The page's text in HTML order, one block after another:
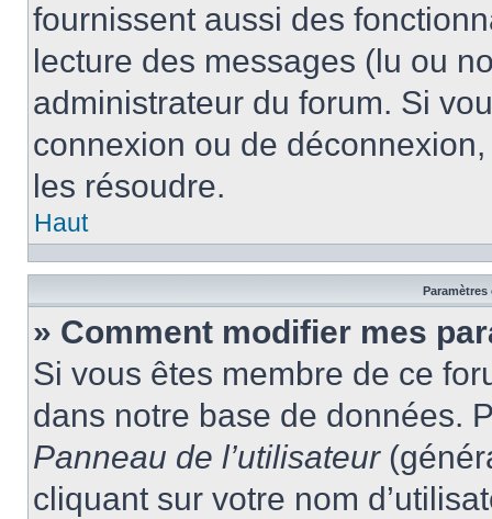
fournissent aussi des
lecture des messages (lu ou
administrateur du forum. Si
connexion ou de
les résoudre.
Haut
Paramètres
» Comment modifier mes
Si vous êtes membre de ce
dans notre base de données.
Panneau de l’utilisateur
cliquant sur votre nom